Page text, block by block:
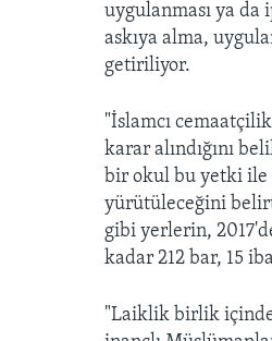
uygulanması ya
askıya alma,
getiriliyor.
"İslamcı
karar alındığını
bir okul bu yetki ile
yürütüleceğini
gibi yerlerin,
kadar 212 bar, 15
"Laiklik birlik